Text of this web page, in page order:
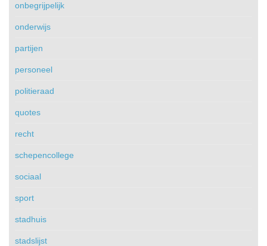
onbegrijpelijk
onderwijs
partijen
personeel
politieraad
quotes
recht
schepencollege
sociaal
sport
stadhuis
stadslijst